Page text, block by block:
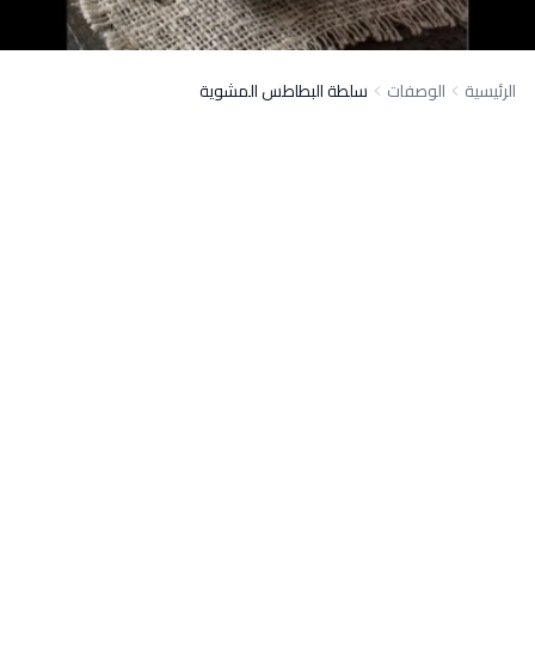
الرئيسية الوصفات سلطة البطاطس المشوية